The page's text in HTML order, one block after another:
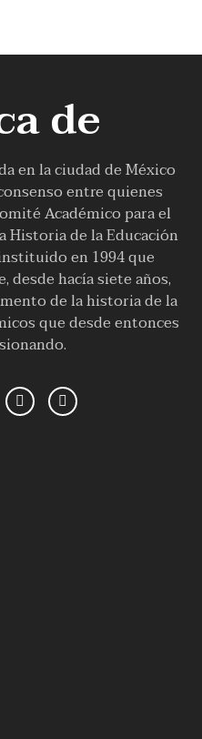
de
en la ciudad de México
entre quienes
Académico para el
Historia de la Educación
en 1994 que
desde hacía siete años,
de la historia de la
que desde entonces